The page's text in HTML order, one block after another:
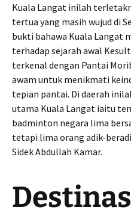
Kuala Langat inilah
tertua yang masih wujud di
bukti bahawa Kuala Langat
terhadap sejarah awal
terkenal dengan Pantai
awam untuk menikmati
tepian pantai. Di daerah
utama Kuala Langat iaitu
badminton negara lima
tetapi lima orang adik-
Sidek Abdullah Kamar.